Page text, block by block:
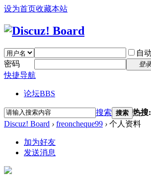
设为首页收藏本站
自
密码
登录
快捷导航
论坛BBS
搜索 搜索 热搜:
Discuz! Board › freoncheque99 › 个人资料
加为好友
发送消息